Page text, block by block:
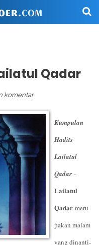
Qadar
komentar
Kumpulan
Hadits
Lailatul
Qadar -
Lailatul
Qadar meru
pakan malam
yang dinanti-